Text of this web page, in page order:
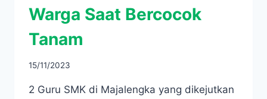
Warga Saat Bercocok
Tanam
15/11/2023
2 Guru SMK di Majalengka yang dikejutkan